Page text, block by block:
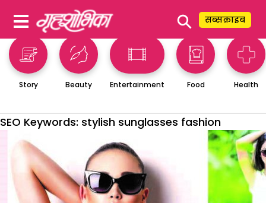
⚲ सब्सक्राइब
Story Beauty Entertainment Food Health
SEO Keywords: stylish sunglasses fashion